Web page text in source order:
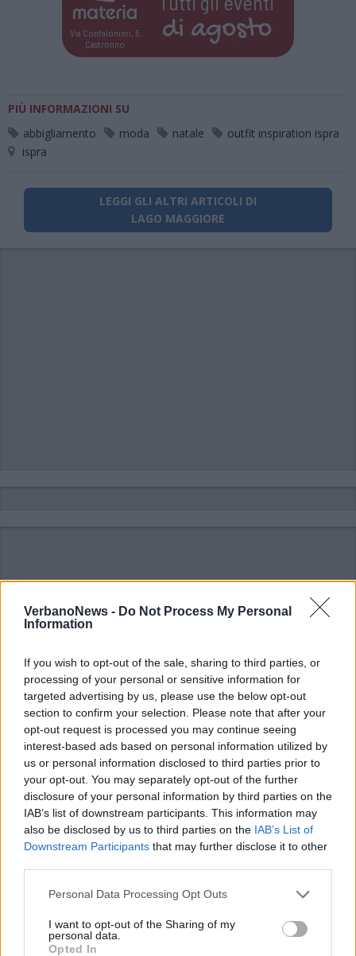
VerbanoNews - Do Not Process My Personal
Information
If you wish to opt-out of the sale, sharing to third parties, or
processing of your personal or sensitive information for
targeted advertising by us, please use the below opt-out
section to confirm your selection. Please note that after your
opt-out request is processed you may continue seeing
interest-based ads based on personal information utilized by
us or personal information disclosed to third parties prior to
your opt-out. You may separately opt-out of the further
disclosure of your personal information by third parties on the
IAB’s list of downstream participants. This information may
also be disclosed by us to third parties on the IAB’s List of
Downstream Participants that may further disclose it to other
Personal Data Processing Opt Outs
I want to opt-out of the Sharing of my
personal data.
Opted In
Via Confalonieri, 5
Castronno
di agosto
PIÙ INFORMAZIONI SU
abbigliamento
moda natale
outfit inspiration ispra
ispra
LEGGI GLI ALTRI ARTICOLI DI
LAGO MAGGIORE
ALTRE NOTIZIE DI ISPRA